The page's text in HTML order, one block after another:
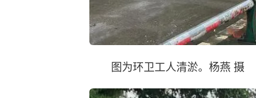
图为环卫工人清淤。杨燕 摄